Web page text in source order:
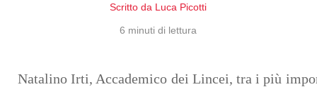
Scritto da Luca Picotti
6 minuti di lettura
Natalino Irti, Accademico dei Lincei, tra i più